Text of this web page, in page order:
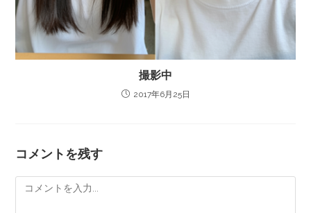
撮影中
2017年6月25日
コメントを残す